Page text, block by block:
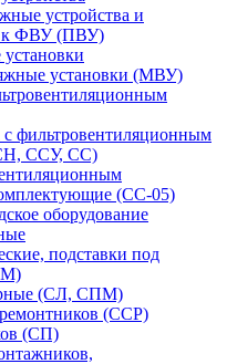
устройства и
к ФВУ (ПВУ)
установки (МВУ)
фильтровентиляционным
ССУ, СС)
(СС-05)
оборудование
подставки под
(СЛ, СПМ)
(ССР)
(СП)